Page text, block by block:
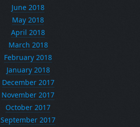
June 2018
May 2018
April 2018
March 2018
February 2018
January 2018
December 2017
November 2017
October 2017
September 2017